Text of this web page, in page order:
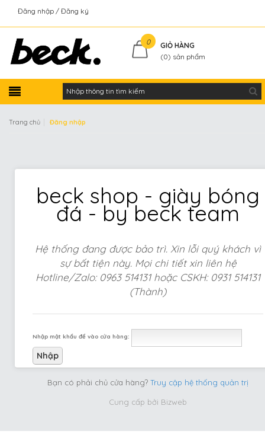
Đăng nhập Đăng ký
0
GIỎ HÀNG
(0) sản phẩm
Trang chủ Đăng nhập
beck shop - giày bóng
đá - by beck team
Hệ thống đang được bảo trì. Xin lỗi quý khách vì
sự bất tiện này. Mọi chi tiết xin liên hệ
Hotline/Zalo: 0963 514131 hoặc CSKH: 0931 514131
(Thành)
Nhập mật khẩu để vào cửa hàng:
Bạn có phải chủ cửa hàng? Truy cập hệ thống quản trị
Cung cấp bởi Bizweb